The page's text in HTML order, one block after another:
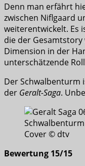
Denn man erfährt
zwischen Niflgaard
weiterentwickelt. Es
die der
Dimension in der
unterschätzende
Der Schwalbenturm
der Geralt-Saga.
Cover © dtv
Bewertung 15/15